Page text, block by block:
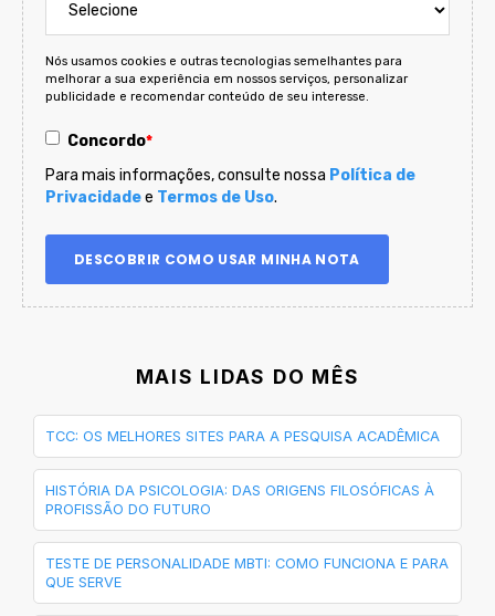
Nós usamos cookies e outras tecnologias semelhantes para
melhorar a sua experiência em nossos serviços, personalizar
publicidade e recomendar conteúdo de seu interesse.
Concordo*
Para mais informações, consulte nossa Política de
Privacidadee Termos de Uso.
MAIS LIDAS DO MÊS
TCC: OS MELHORES SITES PARA A PESQUISA ACADÊMICA
HISTÓRIA DA PSICOLOGIA: DAS ORIGENS FILOSÓFICAS À
PROFISSÃO DO FUTURO
TESTE DE PERSONALIDADE MBTI: COMO FUNCIONA E PARA
QUE SERVE